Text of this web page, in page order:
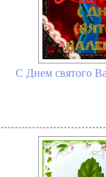
С Днем святого